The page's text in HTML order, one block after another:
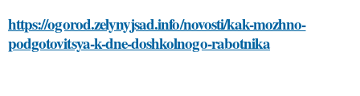
https://ogorod.zelynyjsad.info/novosti/kak-mozhno-
podgotovitsya-k-dne-doshkolnogo-rabotnika